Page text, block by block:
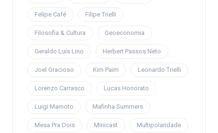
Felipe Café Filipe Trielli
Filosofia & Cultura Geoeconomia
Geraldo Luís Lino Herbert Passos Neto
Joel Gracioso Kim Paim Leonardo Trielli
Lorenzo Carrasco Lucas Honorato
Luigi Marnoto Mafinha Summers
Mesa Pra Dois Minicast Multipolaridade